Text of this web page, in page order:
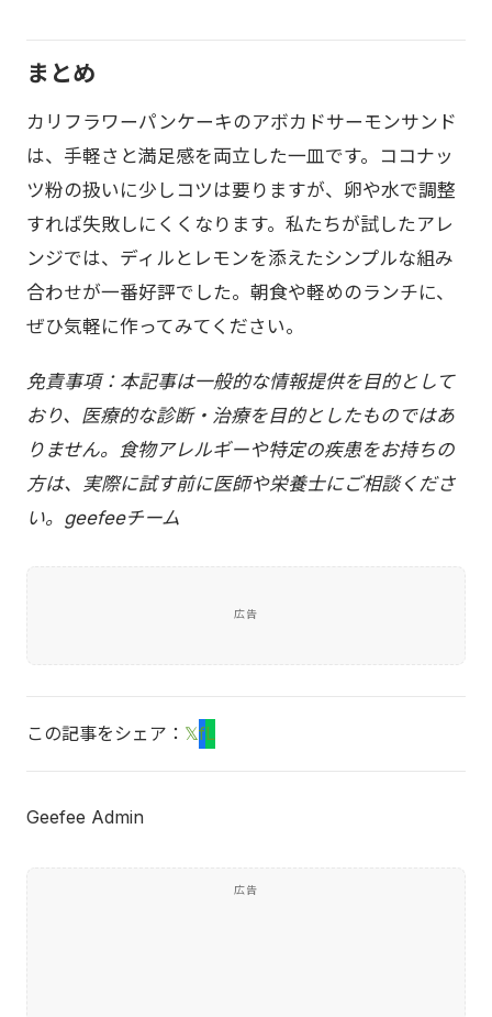
まとめ
カリフラワーパンケーキのアボカドサーモンサンド
は、手軽さと満足感を両立した一皿です。ココナッ
ツ粉の扱いに少しコツは要りますが、卵や水で調整
すれば失敗しにくくなります。私たちが試したアレ
ンジでは、ディルとレモンを添えたシンプルな組み
合わせが一番好評でした。朝食や軽めのランチに、
ぜひ気軽に作ってみてください。
免責事項：本記事は一般的な情報提供を目的として
おり、医療的な診断・治療を目的としたものではあ
りません。食物アレルギーや特定の疾患をお持ちの
方は、実際に試す前に医師や栄養士にご相談くださ
い。geefeeチーム
広告
この記事をシェア： 𝕏fL
Geefee Admin
広告